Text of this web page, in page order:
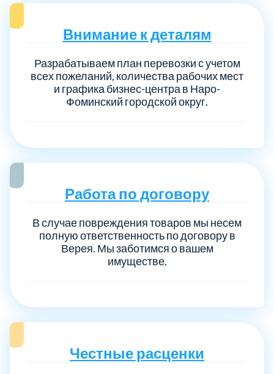
Внимание к деталям
Разрабатываем план перевозки с учетом
всех пожеланий, количества рабочих мест
и графика бизнес-центра в Наро-
Фоминский городской округ.
Работа по договору
В случае повреждения товаров мы несем
полную ответственность по договору в
Верея. Мы заботимся о вашем
имуществе.
Честные расценки